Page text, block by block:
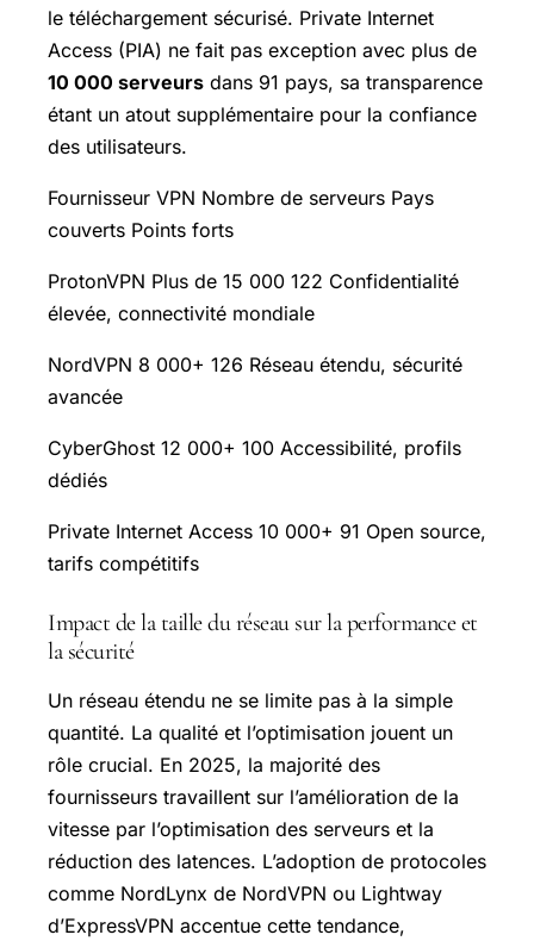
le téléchargement sécurisé. Private Internet
Access (PIA) ne fait pas exception avec plus de
10 000 serveurs dans 91 pays, sa transparence
étant un atout supplémentaire pour la confiance
des utilisateurs.
Fournisseur VPN Nombre de serveurs Pays
couverts Points forts
ProtonVPN Plus de 15 000 122 Confidentialité
élevée, connectivité mondiale
NordVPN 8 000+ 126 Réseau étendu, sécurité
avancée
CyberGhost 12 000+ 100 Accessibilité, profils
dédiés
Private Internet Access 10 000+ 91 Open source,
tarifs compétitifs
Impact de la taille du réseau sur la performance et
la sécurité
Un réseau étendu ne se limite pas à la simple
quantité. La qualité et l’optimisation jouent un
rôle crucial. En 2025, la majorité des
fournisseurs travaillent sur l’amélioration de la
vitesse par l’optimisation des serveurs et la
réduction des latences. L’adoption de protocoles
comme NordLynx de NordVPN ou Lightway
d’ExpressVPN accentue cette tendance,